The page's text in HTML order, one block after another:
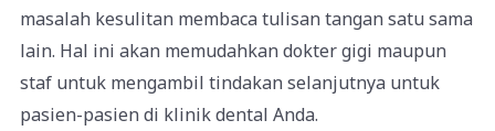
masalah kesulitan membaca tulisan tangan satu sama
lain. Hal ini akan memudahkan dokter gigi maupun
staf untuk mengambil tindakan selanjutnya untuk
pasien-pasien di klinik dental Anda.